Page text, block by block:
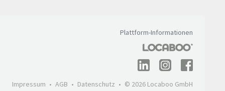
Plattform-Informationen
Impressum AGB Datenschutz © 2026 Locaboo GmbH